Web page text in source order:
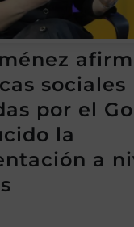
sociales
por el
la
a